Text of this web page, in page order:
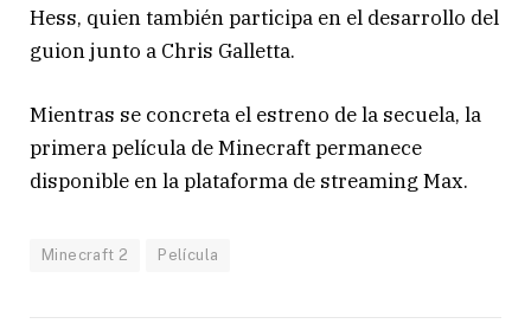
Hess, quien también participa en el desarrollo del
guion junto a Chris Galletta.
Mientras se concreta el estreno de la secuela, la
primera película de Minecraft permanece
disponible en la plataforma de streaming Max.
Minecraft 2 Película